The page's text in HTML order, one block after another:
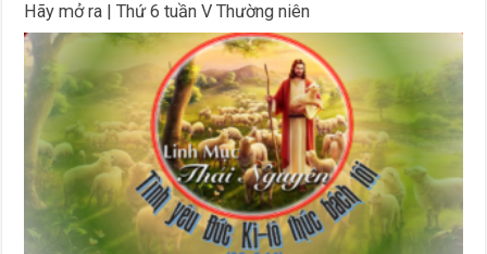
Hãy mở ra | Thứ 6 tuần V Thường niên